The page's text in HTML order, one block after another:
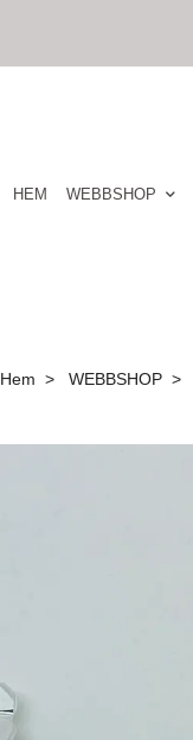
HEM WEBBSHOP
Hem WEBBSHOP